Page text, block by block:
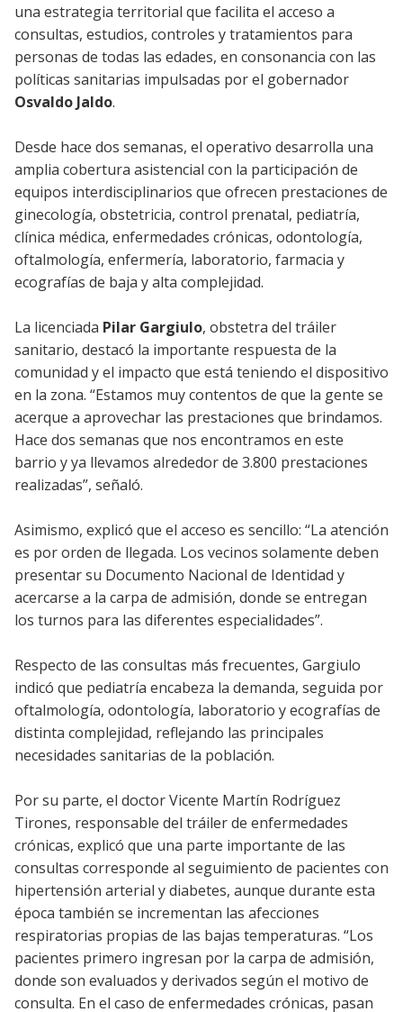
una estrategia territorial que facilita el acceso a
consultas, estudios, controles y tratamientos para
personas de todas las edades, en consonancia con las
políticas sanitarias impulsadas por el gobernador
Osvaldo Jaldo.
Desde hace dos semanas, el operativo desarrolla una
amplia cobertura asistencial con la participación de
equipos interdisciplinarios que ofrecen prestaciones de
ginecología, obstetricia, control prenatal, pediatría,
clínica médica, enfermedades crónicas, odontología,
oftalmología, enfermería, laboratorio, farmacia y
ecografías de baja y alta complejidad.
La licenciada Pilar Gargiulo, obstetra del tráiler
sanitario, destacó la importante respuesta de la
comunidad y el impacto que está teniendo el dispositivo
en la zona. “Estamos muy contentos de que la gente se
acerque a aprovechar las prestaciones que brindamos.
Hace dos semanas que nos encontramos en este
barrio y ya llevamos alrededor de 3.800 prestaciones
realizadas”, señaló.
Asimismo, explicó que el acceso es sencillo: “La atención
es por orden de llegada. Los vecinos solamente deben
presentar su Documento Nacional de Identidad y
acercarse a la carpa de admisión, donde se entregan
los turnos para las diferentes especialidades”.
Respecto de las consultas más frecuentes, Gargiulo
indicó que pediatría encabeza la demanda, seguida por
oftalmología, odontología, laboratorio y ecografías de
distinta complejidad, reflejando las principales
necesidades sanitarias de la población.
Por su parte, el doctor Vicente Martín Rodríguez
Tirones, responsable del tráiler de enfermedades
crónicas, explicó que una parte importante de las
consultas corresponde al seguimiento de pacientes con
hipertensión arterial y diabetes, aunque durante esta
época también se incrementan las afecciones
respiratorias propias de las bajas temperaturas. “Los
pacientes primero ingresan por la carpa de admisión,
donde son evaluados y derivados según el motivo de
consulta. En el caso de enfermedades crónicas, pasan